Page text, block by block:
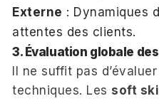
Externe : Dynamiques
attentes des clients.
3. Évaluation globale
Il ne suffit pas
techniques. Les soft